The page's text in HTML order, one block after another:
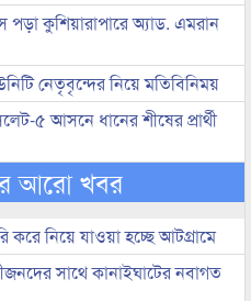
পড়া কুশিয়ারাপারে অ্যাড. এমরান
নেতৃবৃন্দের নিয়ে মতিবিনিময়
৫ আসনে ধানের শীষের প্রার্থী
আরো খবর
নিয়ে যাওয়া হচ্ছে আটগ্রামে
সাথে কানাইঘাটের নবাগত